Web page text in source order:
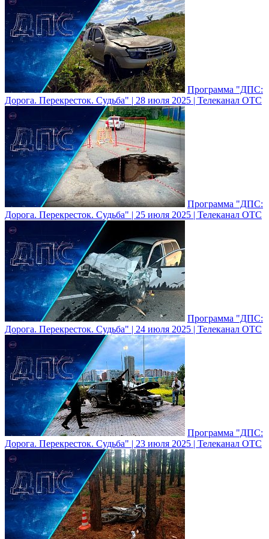
Программа "ДПС:
Дорога. Перекресток. Судьба" | 28 июля 2025 | Телеканал ОТС
Программа "ДПС:
Дорога. Перекресток. Судьба" | 25 июля 2025 | Телеканал ОТС
Программа "ДПС:
Дорога. Перекресток. Судьба" | 24 июля 2025 | Телеканал ОТС
Программа "ДПС:
Дорога. Перекресток. Судьба" | 23 июля 2025 | Телеканал ОТС